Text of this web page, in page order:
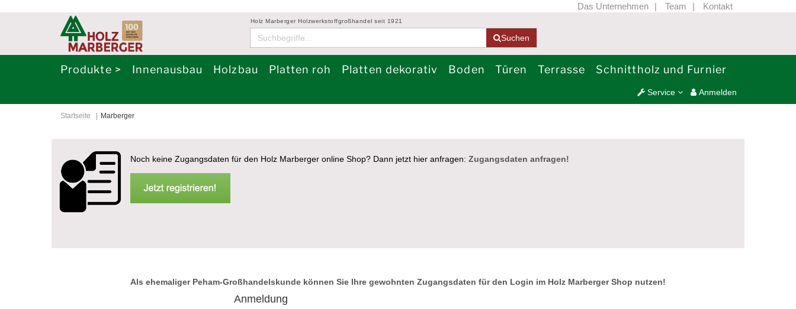
Das Unternehmen Team Kontakt
Holz Marberger Holzwerkstoffgroßhandel seit 1921
Suchen
Produkte > Innenausbau Holzbau Platten roh Platten dekorativ Boden Türen Terrasse Schnittholz und Furnier
Anmelden
Service
Startseite Marberger
Noch keine Zugangsdaten für den Holz Marberger online Shop? Dann jetzt hier anfragen: Zugangsdaten anfragen!
Als ehemaliger Peham-Großhandelskunde können Sie Ihre gewohnten Zugangsdaten für den Login im Holz Marberger Shop nutzen!
Anmeldung